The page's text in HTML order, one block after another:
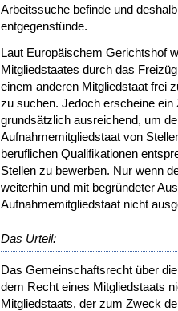
Arbeitssuche befinde und
entgegenstünde.
Laut Europäischem Gerichtshof
Mitgliedstaates durch das
einem anderen Mitgliedstaat frei
zu suchen. Jedoch erscheine
grundsätzlich ausreichend, um
Aufnahmemitgliedstaat von
beruflichen Qualifikationen
Stellen zu bewerben. Nur wenn
weiterhin und mit begründeter
Aufnahmemitgliedstaat nicht
Das Urteil:
Das Gemeinschaftsrecht über
dem Recht eines Mitgliedstaats
Mitgliedstaats, der zum Zweck